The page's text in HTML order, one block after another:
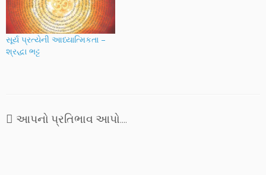
સૂર્ય પ્રત્યેની આધ્યાત્મિકતા –
શ્રદ્ધા ભટ્ટ
આપનો પ્રતિભાવ આપો....